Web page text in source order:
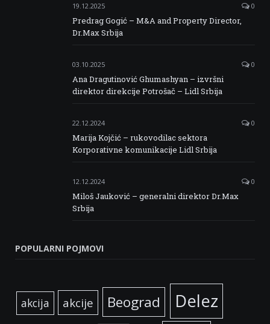
19.12.2025 0
Predrag Gogić – M&A and Property Director,
Dr.Max Srbija
03.10.2025 0
Ana Dragutinović Ghumashyan – izvršni
direktor direkcije Potrošač – Lidl Srbija
22.12.2024 0
Marija Kojčić – rukovodilac sektora
Korporativne komunikacije Lidl Srbija
12.12.2024 0
Miloš Jauković – generalni direktor Dr.Max
Srbija
POPULARNI POJMOVI
akcija akcije Beograd Delez